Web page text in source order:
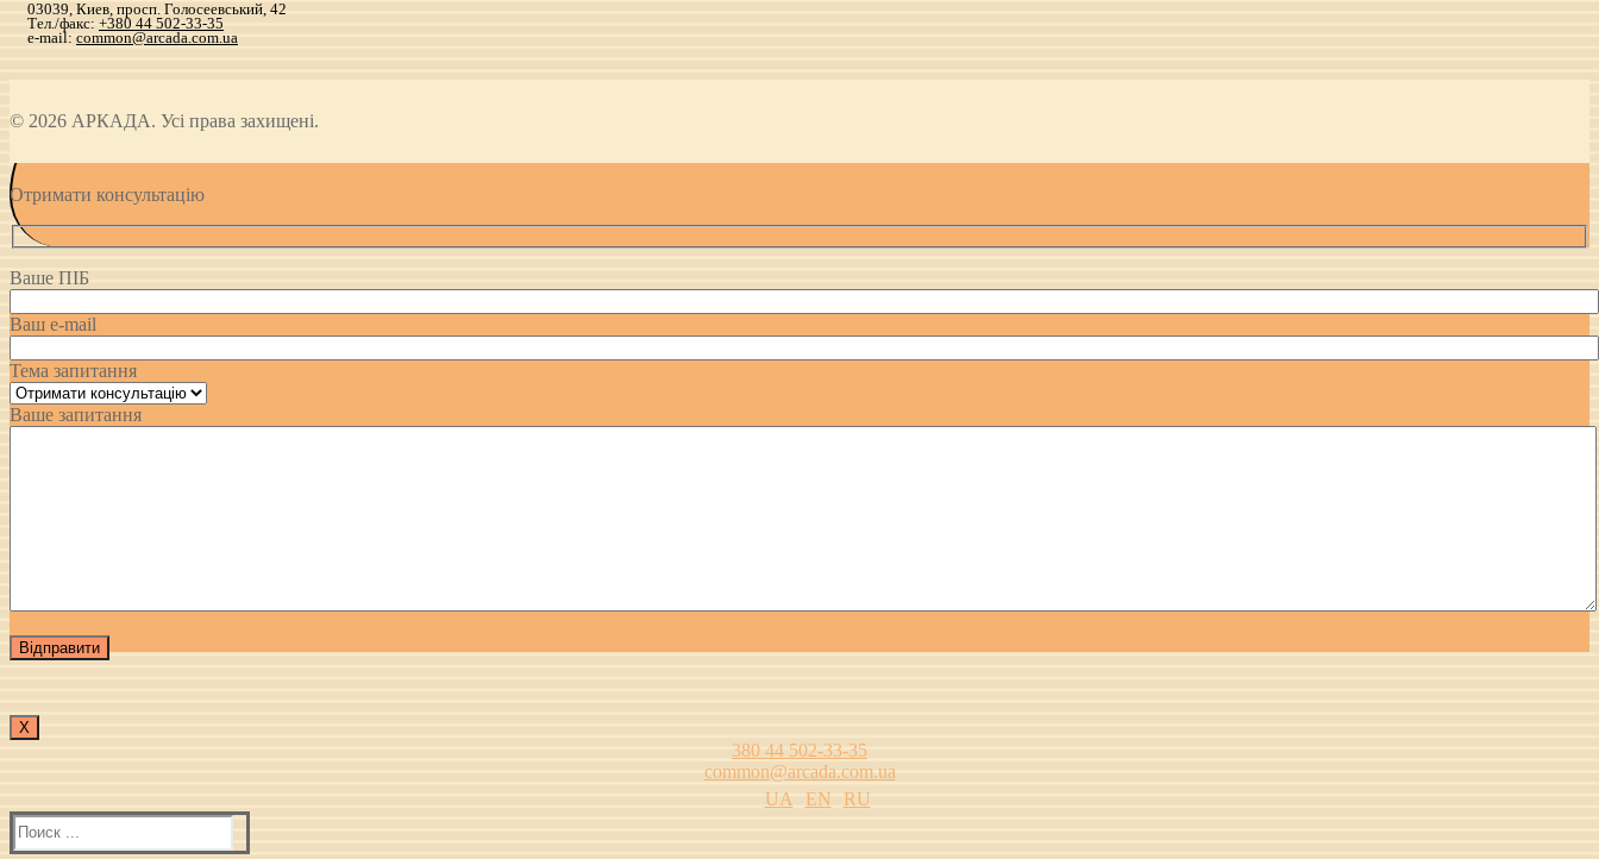
03039, Киев, просп. Голосеевський, 42
Тел./факс: +380 44 502-33-35
e-mail: common@arcada.com.ua
© 2026 АРКАДА. Усі права захищені.
Отримати консультацію
Ваше ПІБ
Ваш e-mail
Тема запитання
Ваше запитання
Х
380 44 502-33-35
common@arcada.com.ua
UA
EN
RU
Найти: